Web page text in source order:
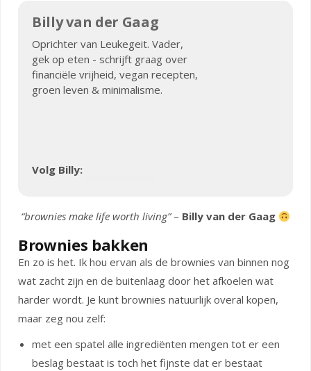
Billy van der Gaag
Oprichter van Leukegeit. Vader,
gek op eten - schrijft graag over
financiële vrijheid, vegan recepten,
groen leven & minimalisme.
Volg Billy:
“brownies make life worth living”– Billy van der Gaag
Brownies bakken
En zo is het. Ik hou ervan als de brownies van binnen nog
wat zacht zijn en de buitenlaag door het afkoelen wat
harder wordt. Je kunt brownies natuurlijk overal kopen,
maar zeg nou zelf:
met een spatel alle ingrediënten mengen tot er een
beslag bestaat is toch het fijnste dat er bestaat